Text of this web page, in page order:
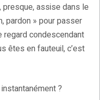
presque, assise dans le
pardon » pour passer
regard condescendant
êtes en fauteuil, c’est
?